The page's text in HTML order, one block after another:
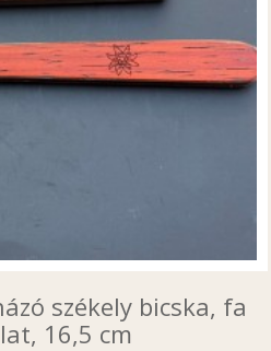
székely bicska, fa
16,5 cm